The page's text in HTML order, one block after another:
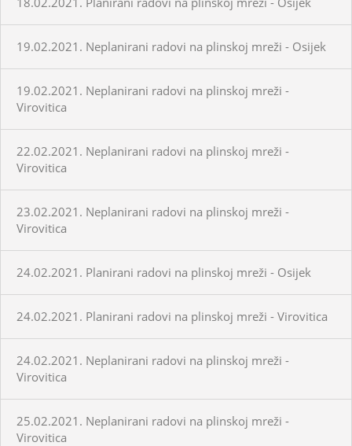
19.02.2021. Neplanirani radovi na plinskoj mreži - Osijek
19.02.2021. Neplanirani radovi na plinskoj mreži -
Virovitica
22.02.2021. Neplanirani radovi na plinskoj mreži -
Virovitica
23.02.2021. Neplanirani radovi na plinskoj mreži -
Virovitica
24.02.2021. Planirani radovi na plinskoj mreži - Osijek
24.02.2021. Planirani radovi na plinskoj mreži - Virovitica
24.02.2021. Neplanirani radovi na plinskoj mreži -
Virovitica
25.02.2021. Neplanirani radovi na plinskoj mreži -
Virovitica